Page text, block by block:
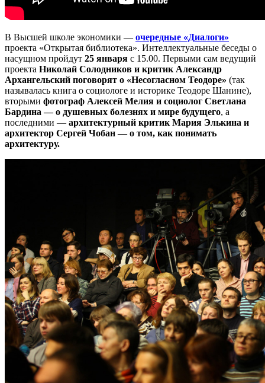
В Высшей школе экономики — очередные «Диалоги»
проекта «Открытая библиотека». Интеллектуальные беседы о
насущном пройдут 25 января с 15.00. Первыми сам ведущий
проекта Николай Солодников и критик Александр
Архангельский поговорят о «Несогласном Теодоре» (так
называлась книга о социологе и историке Теодоре Шанине),
вторыми фотограф Алексей Мелия и социолог Светлана
Бардина — о душевных болезнях и мире будущего, а
последними — архитектурный критик Мария Элькина и
архитектор Сергей Чобан — о том, как понимать
архитектуру.